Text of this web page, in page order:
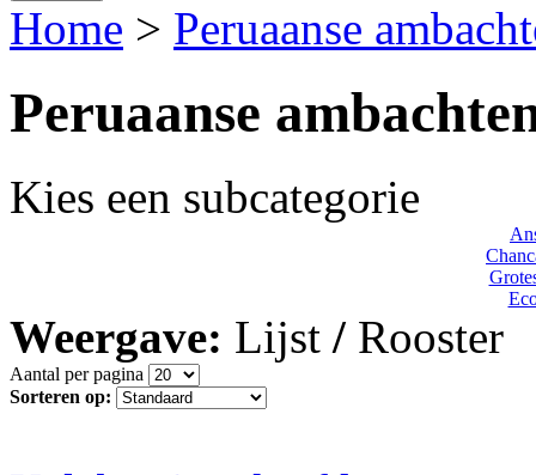
Home > Peruaanse
Peruaanse
Kies een subcategorie
Weergave: Lijst / Rooster
Aantal per pagina
Sorteren op: